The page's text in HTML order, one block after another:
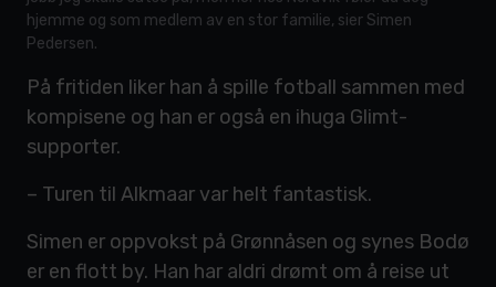
hjemme og som medlem av en stor familie, sier Simen
Pedersen.
På fritiden liker han å spille fotball sammen med
kompisene og han er også en ihuga Glimt-
supporter.
– Turen til Alkmaar var helt fantastisk.
Simen er oppvokst på Grønnåsen og synes Bodø
er en flott by. Han har aldri drømt om å reise ut